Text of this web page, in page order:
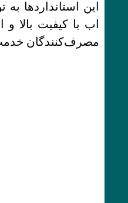
این استانداردها
اب با کیفیت بالا
مصرف‌کنندگان